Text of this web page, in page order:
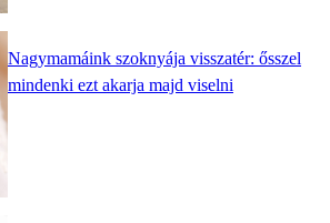
Nagymamáink szoknyája visszatér: ősszel
mindenki ezt akarja majd viselni